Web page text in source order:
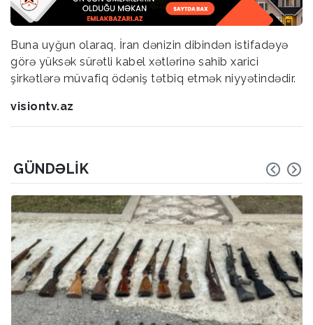
Buna uyğun olaraq, İran dənizin dibindən istifadəyə
görə yüksək sürətli kabel xətlərinə sahib xarici
şirkətlərə müvafiq ödəniş tətbiq etmək niyyətindədir.
visiontv.az
GÜNDƏLIK